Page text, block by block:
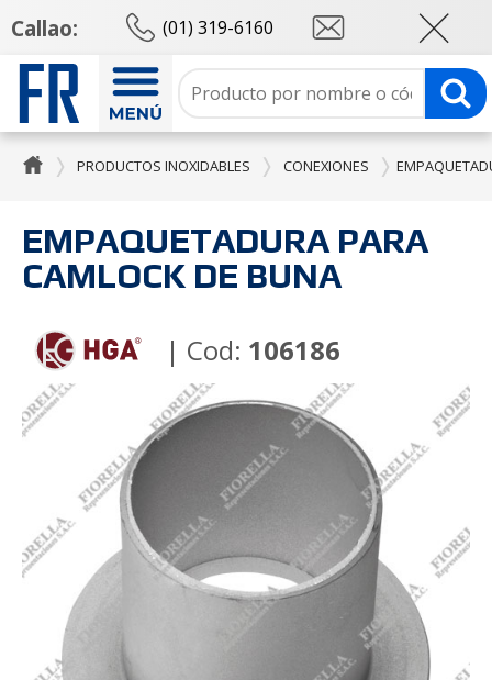
Callao: (01) 319-6160
PRODUCTOS INOXIDABLES CONEXIONES
EMPAQUETADURA PARA
CAMLOCK DE BUNA
| Cod: 106186